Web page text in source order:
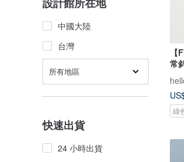
中國大陸
台灣
所有地區
快速出貨
24 小時出貨
常
綠